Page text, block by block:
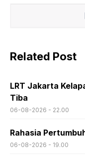
Related Post
LRT Jakarta
Tiba
06-08-2026 - 22.00
Rahasia
06-08-2026 - 19.00